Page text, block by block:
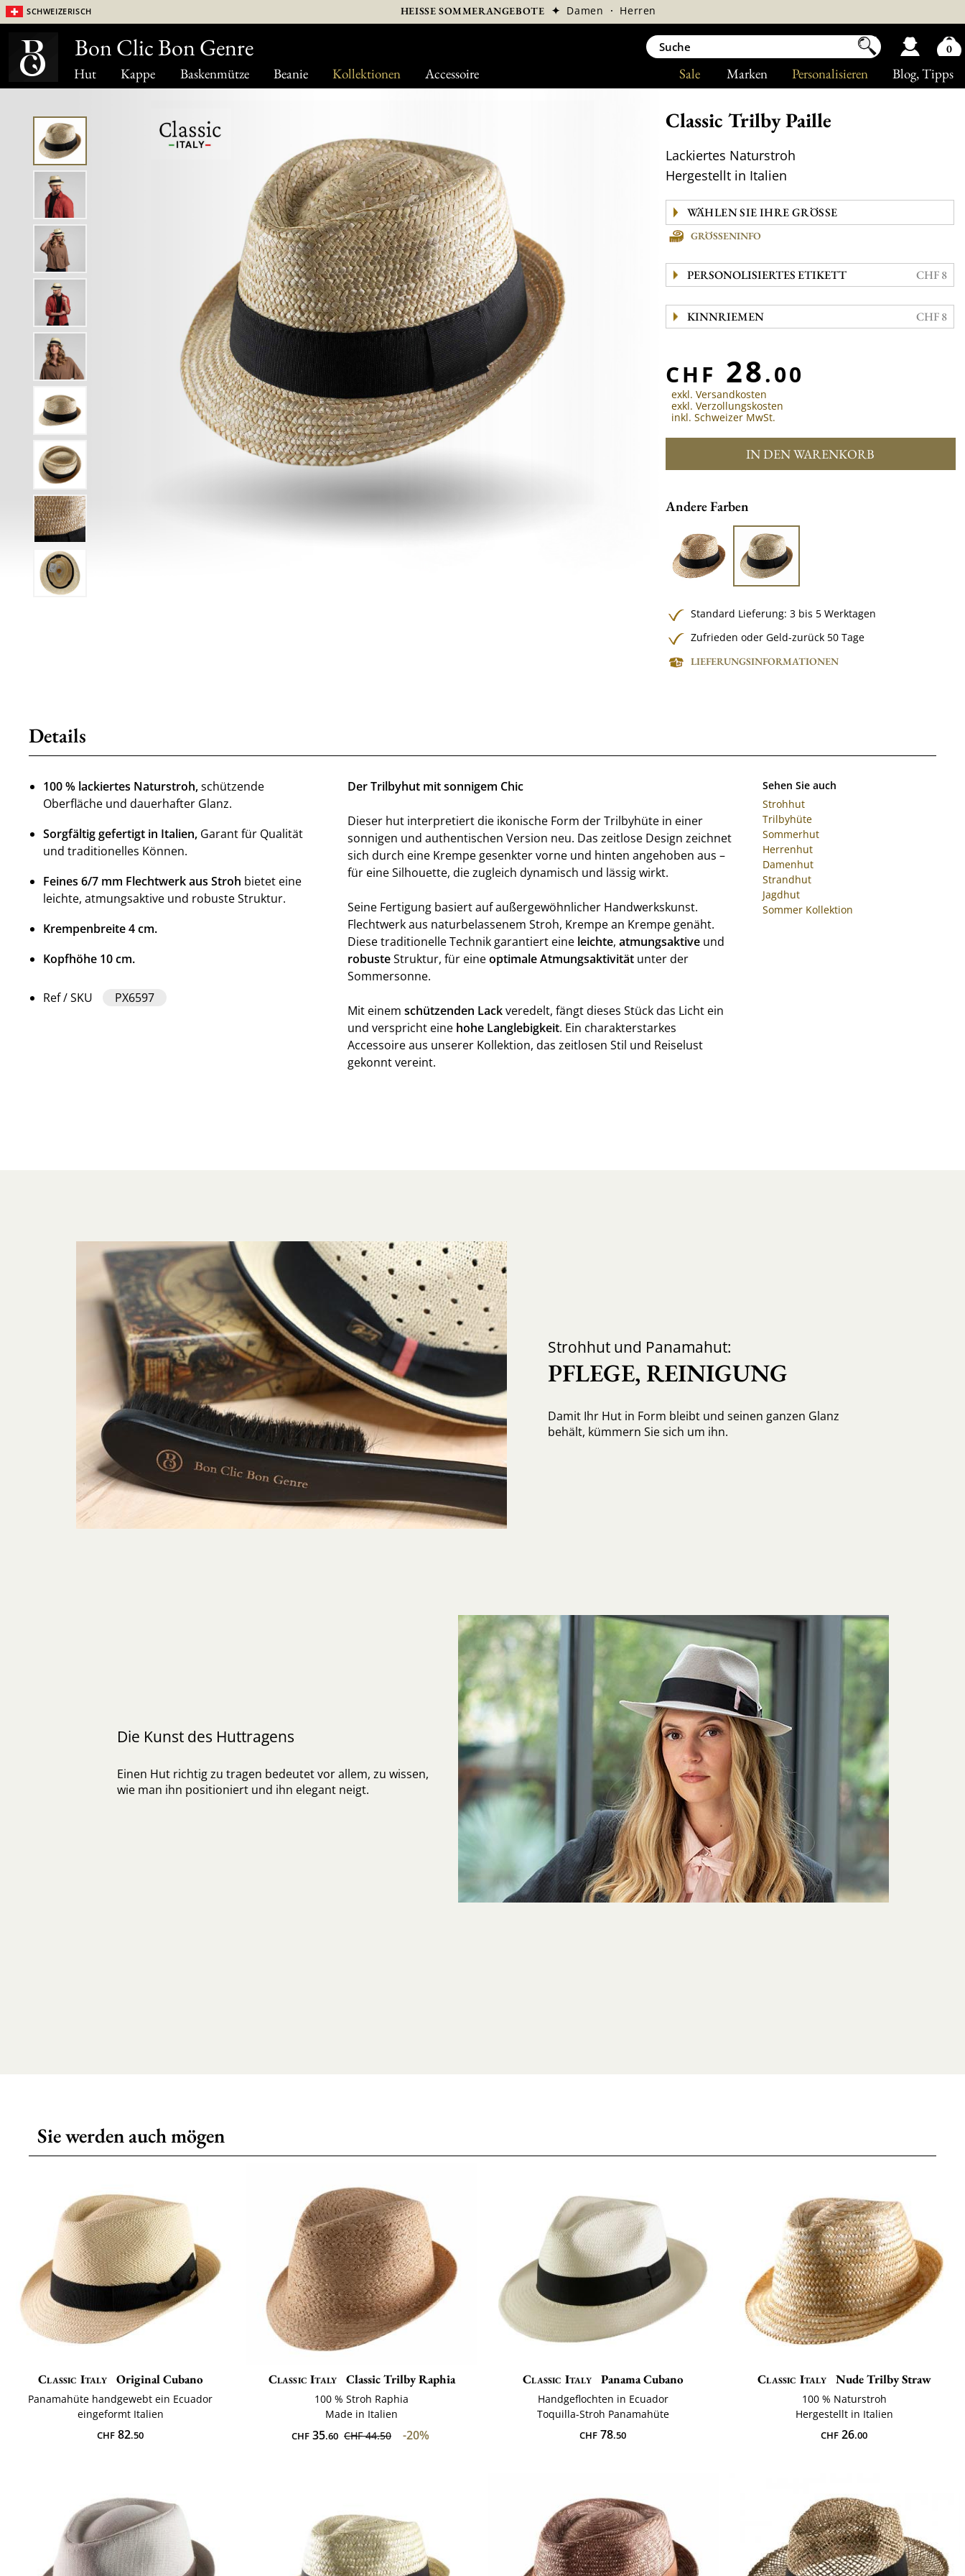
Hut Kappe Baskenmütze Beanie Kollektionen Accessoire Blog, Tipps
Personalisieren
Marken
Sale
Schweizerisch HEISSE SOMMERANGEBOTE ✦ Damen · Herren
Classic Trilby Paille
Lackiertes Naturstroh
Hergestellt in Italien
GRÖSSENINFO
PERSONOLISIERTES ETIKETT CHF 8
KINNRIEMEN CHF 8
CHF 28.00
exkl. Versandkosten
exkl. Verzollungskosten
inkl. Schweizer MwSt.
IN DEN WARENKORB
Andere Farben
Standard Lieferung: 3 bis 5 Werktagen
Zufrieden oder Geld-zurück 50 Tage
LIEFERUNGSINFORMATIONEN
Details
100 % lackiertes Naturstroh,schützende
Oberfläche und dauerhafter Glanz.
Sorgfältig gefertigt in Italien,Garant für Qualität
und traditionelles Können.
Feines 6/7 mm Flechtwerk aus Stroh bietet eine
leichte, atmungsaktive und robuste Struktur.
Krempenbreite 4 cm.
Kopfhöhe 10 cm.
Ref / SKU PX6597
Der Trilbyhut mit sonnigem Chic
Dieser hut interpretiert die ikonische Form der Trilbyhüte in einer
sonnigen und authentischen Version neu. Das zeitlose Design zeichnet
sich durch eine Krempe gesenkter vorne und hinten angehoben aus –
für eine Silhouette, die zugleich dynamisch und lässig wirkt.
Seine Fertigung basiert auf außergewöhnlicher Handwerkskunst.
Flechtwerk aus naturbelassenem Stroh, Krempe an Krempe genäht.
Diese traditionelle Technik garantiert eine leichte, atmungsaktiveund
robusteStruktur, für eineoptimale Atmungsaktivitätunter der
Sommersonne.
Mit einem schützenden Lackveredelt, fängt dieses Stück das Licht ein
und verspricht eine hohe Langlebigkeit. Ein charakterstarkes
Accessoire aus unserer Kollektion, das zeitlosen Stil und Reiselust
gekonnt vereint.
Sehen Sie auch
Strohhut
Trilbyhüte
Sommerhut
Herrenhut
Damenhut
Strandhut
Jagdhut
Sommer Kollektion
Strohhut und Panamahut:
PFLEGE, REINIGUNG
Damit Ihr Hut in Form bleibt und seinen ganzen Glanz
behält, kümmern Sie sich um ihn.
Die Kunst des Huttragens
Einen Hut richtig zu tragen bedeutet vor allem, zu wissen,
wie man ihn positioniert und ihn elegant neigt.
Sie werden auch mögen
Classic Italy Original Cubano
Panamahüte handgewebt ein Ecuador
eingeformt Italien
CHF 82.50
Classic Italy Classic Trilby Raphia
100 % Stroh Raphia
Made in Italien
CHF35.60 CHF 44.50 -20%
Classic Italy Panama Cubano
Handgeflochten in Ecuador
Toquilla-Stroh Panamahüte
CHF 78.50
Classic Italy Nude Trilby Straw
100 % Naturstroh
Hergestellt in Italien
CHF 26.00
Bon Clic Bon Genre 0